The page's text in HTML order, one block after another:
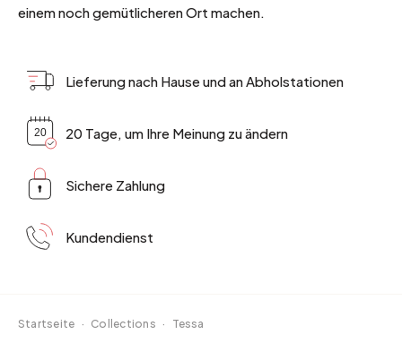
einem noch gemütlicheren Ort machen.
Lieferung nach Hause und an Abholstationen
20 Tage, um Ihre Meinung zu ändern
Sichere Zahlung
Kundendienst
Startseite · Collections · Tessa